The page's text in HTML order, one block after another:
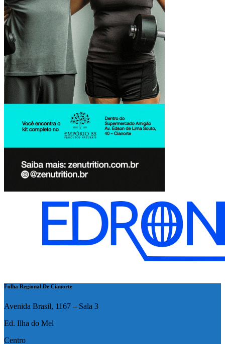
Folha Regional De Cianorte
Avenida Brasil, 1167 – Sala 3
Ed. Ilha do Mel
Centro